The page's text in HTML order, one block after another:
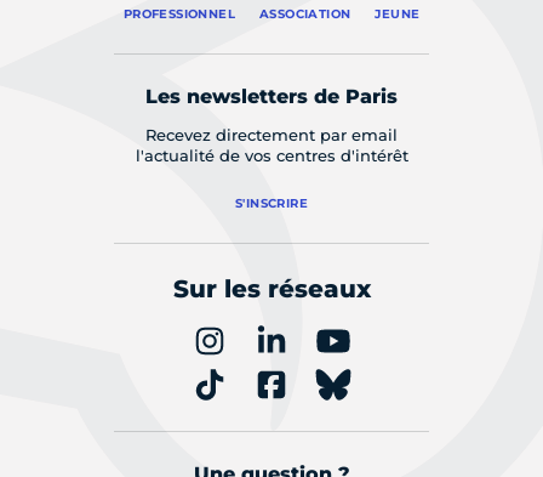
PROFESSIONNEL ASSOCIATION JEUNE
Les newsletters de Paris
Recevez directement par email
l'actualité de vos centres d'intérêt
S'INSCRIRE
Sur les réseaux